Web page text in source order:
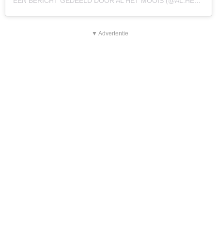
▼ Advertentie